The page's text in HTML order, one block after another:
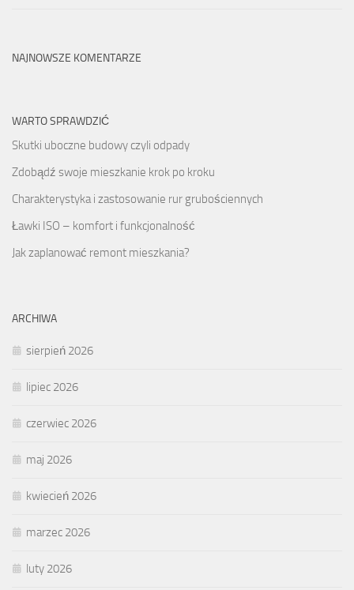
NAJNOWSZE KOMENTARZE
WARTO SPRAWDZIĆ
Skutki uboczne budowy czyli odpady
Zdobądź swoje mieszkanie krok po kroku
Charakterystyka i zastosowanie rur grubościennych
Ławki ISO – komfort i funkcjonalność
Jak zaplanować remont mieszkania?
ARCHIWA
sierpień 2026
lipiec 2026
czerwiec 2026
maj 2026
kwiecień 2026
marzec 2026
luty 2026